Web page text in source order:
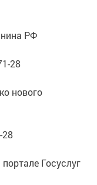
РФ
28
нового
28
Госуслуг